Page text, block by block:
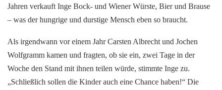
Jahren verkauft Inge Bock- und Wiener Würste, Bier und Brause
– was der hungrige und durstige Mensch eben so braucht.
Als irgendwann vor einem Jahr Carsten Albrecht und Jochen
Wolfgramm kamen und fragten, ob sie ein, zwei Tage in der
Woche den Stand mit ihnen teilen würde, stimmte Inge zu.
„Schließlich sollen die Kinder auch eine Chance haben!“ Die